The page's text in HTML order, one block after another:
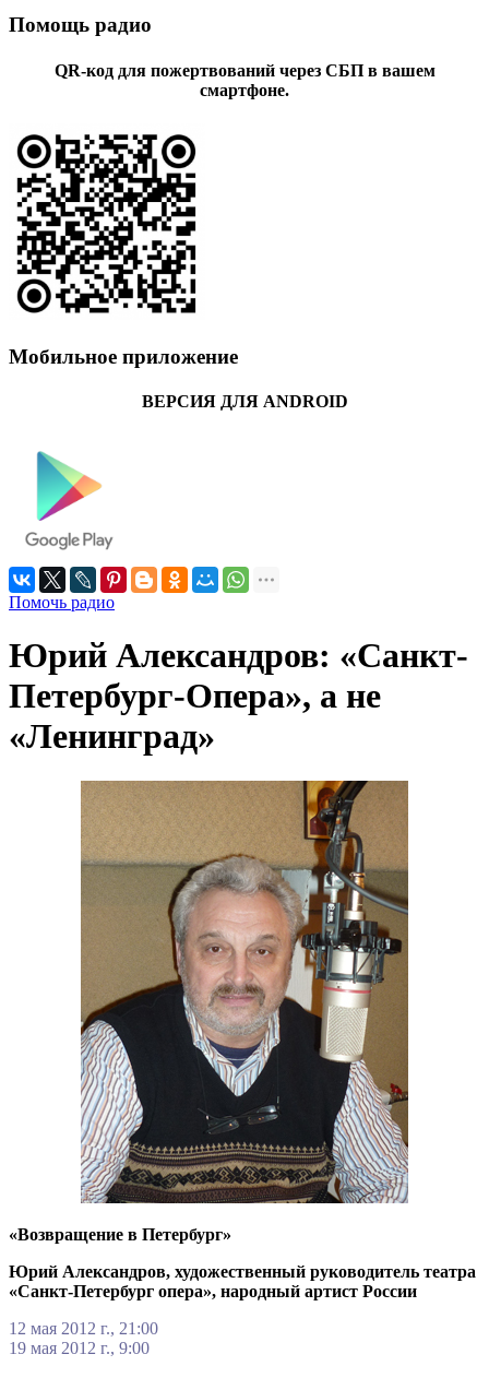
Помощь радио
QR-код для пожертвований через СБП в вашем
смартфоне.
Мобильное приложение
ВЕРСИЯ ДЛЯ ANDROID
Помочь радио
Юрий Александров: «Санкт-
Петербург-Опера», а не
«Ленинград»
«Возвращение в Петербург»
Юрий Александров, художественный руководитель театра
«Санкт-Петербург опера», народный артист России
12 мая 2012 г., 21:00
19 мая 2012 г., 9:00